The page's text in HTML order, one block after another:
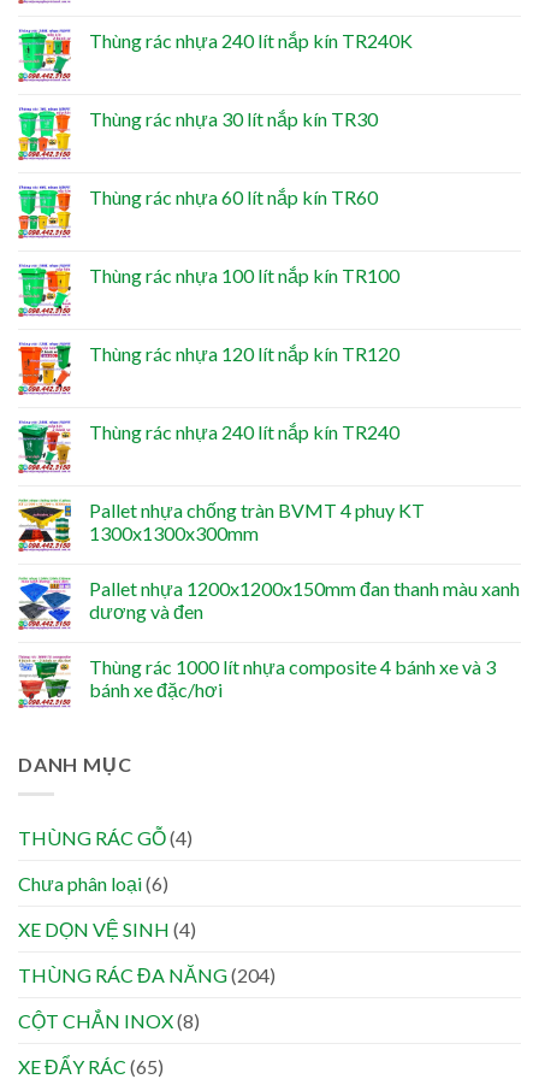
Thùng rác nhựa 240 lít nắp kín TR240K
Thùng rác nhựa 30 lít nắp kín TR30
Thùng rác nhựa 60 lít nắp kín TR60
Thùng rác nhựa 100 lít nắp kín TR100
Thùng rác nhựa 120 lít nắp kín TR120
Thùng rác nhựa 240 lít nắp kín TR240
Pallet nhựa chống tràn BVMT 4 phuy KT
1300x1300x300mm
Pallet nhựa 1200x1200x150mm đan thanh màu xanh
dương và đen
Thùng rác 1000 lít nhựa composite 4 bánh xe và 3
bánh xe đặc/hơi
DANH MỤC
THÙNG RÁC GỖ(4)
Chưa phân loại(6)
XE DỌN VỆ SINH (4)
THÙNG RÁC ĐA NĂNG(204)
CỘT CHẮN INOX(8)
XE ĐẨY RÁC (65)